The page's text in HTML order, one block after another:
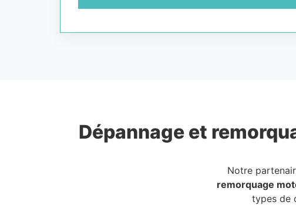
Dépannage et
Notre
remorquage
types de